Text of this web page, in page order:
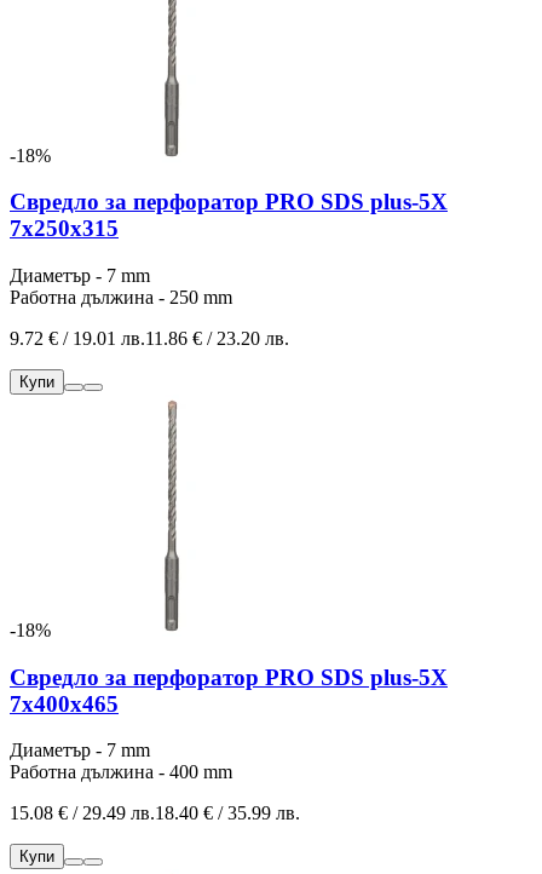
-18%
Свредло за перфоратор PRO SDS plus-5X
7x250x315
Диаметър - 7 mm
Работна дължина - 250 mm
9.72 € / 19.01 лв.11.86 € / 23.20 лв.
Купи
-18%
Свредло за перфоратор PRO SDS plus-5X
7x400x465
Диаметър - 7 mm
Работна дължина - 400 mm
15.08 € / 29.49 лв.18.40 € / 35.99 лв.
Купи